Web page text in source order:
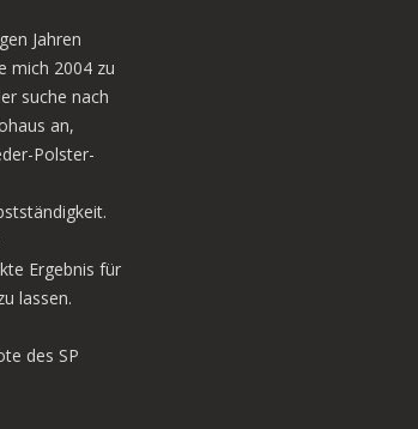
Jahren
mich 2004 zu
suche nach
an,
Polster-
Ergebnis für
lassen.
des SP